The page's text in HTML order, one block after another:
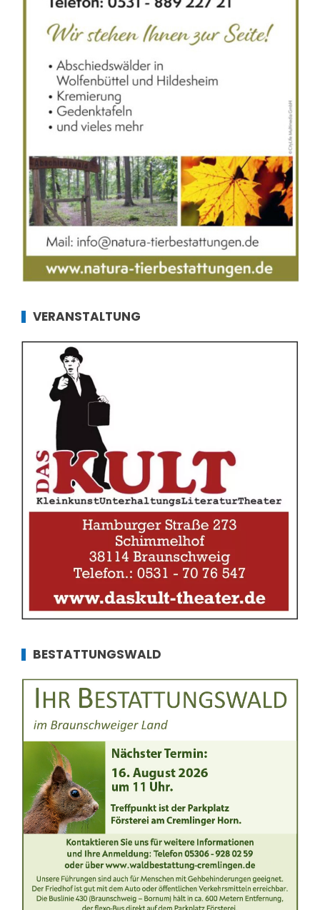
VERANSTALTUNG
BESTATTUNGSWALD